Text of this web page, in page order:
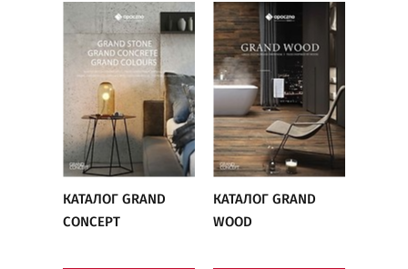
КАТАЛОГ GRAND
CONCEPT
КАТАЛОГ GRAND
WOOD